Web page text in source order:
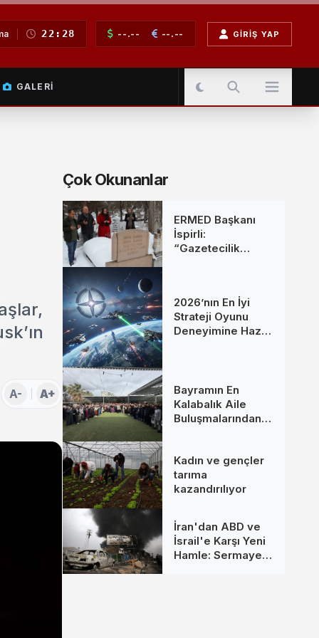
22:28 --.-- --.-- GIRIŞ YAP
GALERI
A- A+
Çok Okunanlar
ERMED Başkanı
İspirli:
“Gazetecilik
2026’nın En İyi
Strateji Oyunu
Deneyimine Hazır
Bayramın En
Kalabalık Aile
Buluşmalarından
Kadın ve gençler
tarıma
kazandırılıyor
İran'dan ABD ve
İsrail'e Karşı Yeni
Hamle: Sermaye